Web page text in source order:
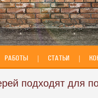
РАБОТЫ | СТАТЬИ |
подходят для